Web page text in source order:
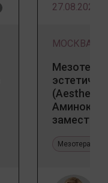
27.08.2026
МОСКВА
(Aesthetic
Мезотерапия